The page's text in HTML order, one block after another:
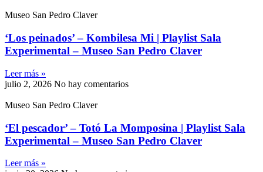
Museo San Pedro Claver
‘Los peinados’ – Kombilesa Mi | Playlist Sala
Experimental – Museo San Pedro Claver
Leer más »
julio 2, 2026 No hay comentarios
Museo San Pedro Claver
‘El pescador’ – Totó La Momposina | Playlist Sala
Experimental – Museo San Pedro Claver
Leer más »